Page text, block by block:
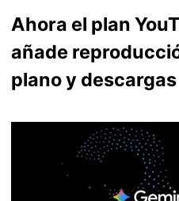
Ahora el plan
añade
plano y descargas